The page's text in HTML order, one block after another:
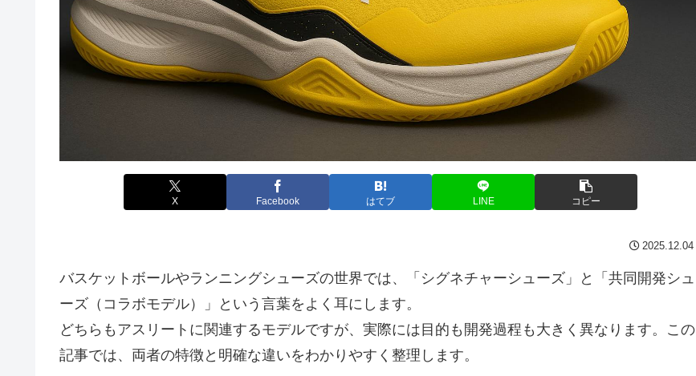
X Facebook はてブ LINE コピー
2025.12.04
バスケットボールやランニングシューズの世界では、「シグネチャーシューズ」と「共同開発シュ
ーズ（コラボモデル）」という言葉をよく耳にします。
どちらもアスリートに関連するモデルですが、実際には目的も開発過程も大きく異なります。この
記事では、両者の特徴と明確な違いをわかりやすく整理します。